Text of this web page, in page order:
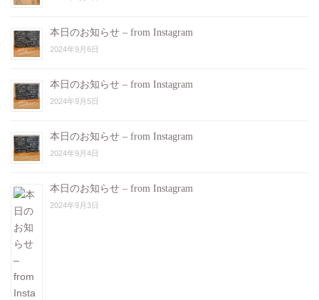
本日のお知らせ – from Instagram
2024年9月6日
本日のお知らせ – from Instagram
2024年9月5日
本日のお知らせ – from Instagram
2024年9月4日
本日のお知らせ – from Instagram
2024年9月3日